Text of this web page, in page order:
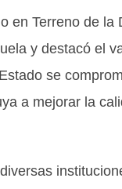
en Terreno de
y destacó el
se
a mejorar la